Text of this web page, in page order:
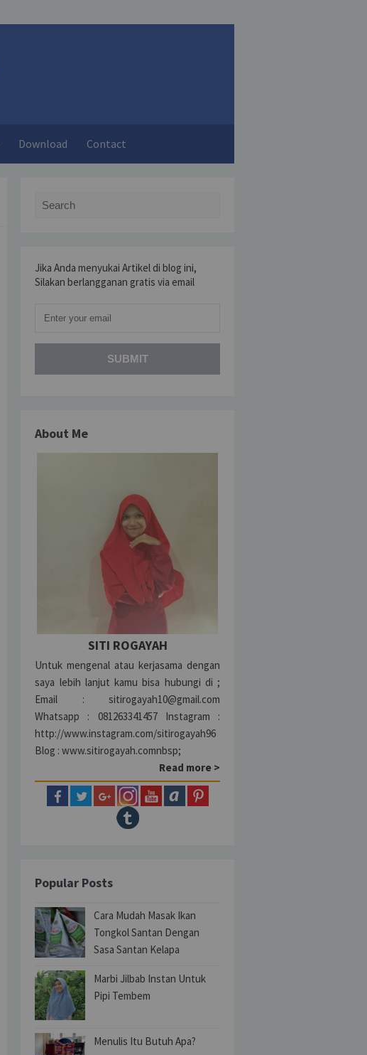
Download Contact
Search for:
Jika Anda menyukai Artikel di blog ini,
Silakan berlangganan gratis via email
About Me
SITI ROGAYAH
Untuk mengenal atau kerjasama dengan
saya lebih lanjut kamu bisa hubungi di ;
Email : sitirogayah10@gmail.com
Whatsapp : 081263341457 Instagram :
http://www.instagram.com/sitirogayah96
Blog : www.sitirogayah.comnbsp;
Read more >
Popular Posts
Cara Mudah Masak Ikan
Tongkol Santan Dengan
Sasa Santan Kelapa
Marbi Jilbab Instan Untuk
Pipi Tembem
Menulis Itu Butuh Apa?